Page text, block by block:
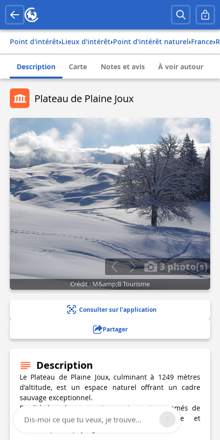
Point d'intérêt› Lieux d'intérêt› Point d'intérêt naturel› france›
Description Carte Notes et avis À voir autour
Plateau de Plaine Joux
3 photo(s)
Crédit : M&amp;B Tourisme
Consulter sur l'application
Partager
Description
Le Plateau de Plaine Joux, culminant à 1249 mètres
d'altitude, est un espace naturel offrant un cadre
sauvage exceptionnel.
En été, les alpages environnants sont parsemés de
vaches, ajoutant une touche pittoresque et
authentique au paysage.
Dis-moi ce que tu veux, je trouve...